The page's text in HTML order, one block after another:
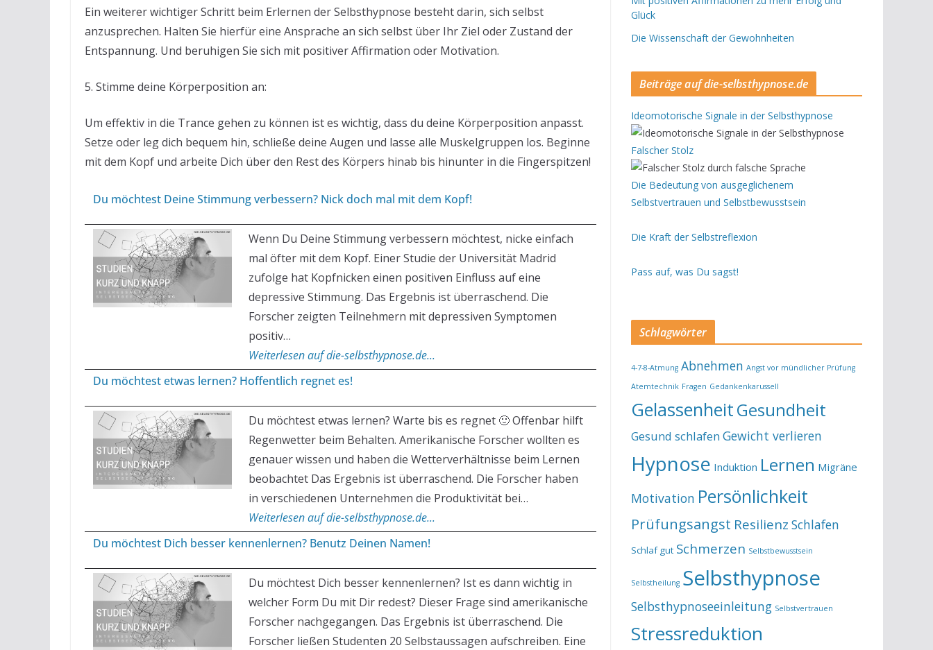
Ein weiterer wichtiger Schritt beim Erlernen der Selbsthypnose besteht darin, sich selbst
anzusprechen. Halten Sie hierfür eine Ansprache an sich selbst über Ihr Ziel oder Zustand der
Entspannung. Und beruhigen Sie sich mit positiver Affirmation oder Motivation.
5. Stimme deine Körperposition an:
Um effektiv in die Trance gehen zu können ist es wichtig, dass du deine Körperposition anpasst.
Setze oder leg dich bequem hin, schließe deine Augen und lasse alle Muskelgruppen los. Beginne
mit dem Kopf und arbeite Dich über den Rest des Körpers hinab bis hinunter in die Fingerspitzen!
Du möchtest Deine Stimmung verbessern? Nick doch mal mit dem Kopf!
Wenn Du Deine Stimmung verbessern möchtest, nicke einfach
mal öfter mit dem Kopf. Einer Studie der Universität Madrid
zufolge hat Kopfnicken einen positiven Einfluss auf eine
depressive Stimmung. Das Ergebnis ist überraschend. Die
Forscher zeigten Teilnehmern mit depressiven Symptomen
positiv…
Weiterlesen auf die-selbsthypnose.de...
Du möchtest etwas lernen? Hoffentlich regnet es!
Du möchtest etwas lernen? Warte bis es regnet 🙂 Offenbar hilft
Regenwetter beim Behalten. Amerikanische Forscher wollten es
genauer wissen und haben die Wetterverhältnisse beim Lernen
beobachtet Das Ergebnis ist überraschend. Die Forscher haben
in verschiedenen Unternehmen die Produktivität bei…
Weiterlesen auf die-selbsthypnose.de...
Du möchtest Dich besser kennenlernen? Benutz Deinen Namen!
Du möchtest Dich besser kennenlernen? Ist es dann wichtig in
welcher Form Du mit Dir redest? Dieser Frage sind amerikanische
Forscher nachgegangen. Das Ergebnis ist überraschend. Die
Forscher ließen Studenten 20 Selbstaussagen aufschreiben. Eine
Glück
Die Wissenschaft der Gewohnheiten
Beiträge auf die-selbsthypnose.de
Ideomotorische Signale in der Selbsthypnose
Falscher Stolz
Die Bedeutung von ausgeglichenem
Selbstvertrauen und Selbstbewusstsein
Die Kraft der Selbstreflexion
Pass auf, was Du sagst!
Schlagwörter
4-7-8-Atmung Abnehmen Angst vor mündlicher Prüfung
Atemtechnik Fragen Gedankenkarussell
GelassenheitGesundheit
Gesund schlafen Gewicht verlieren
Hypnose Induktion Lernen Migräne
Motivation Persönlichkeit
Prüfungsangst Resilienz Schlafen
Schlaf gut Schmerzen Selbstbewusstsein
Selbstheilung Selbsthypnose
Selbsthypnoseeinleitung Selbstvertrauen
Stressreduktion